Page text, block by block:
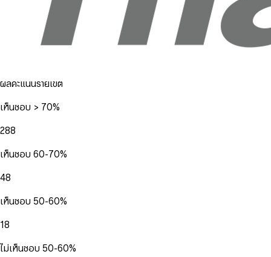
ผลคะแนนรายเขต
เห็นชอบ > 70%
288
เห็นชอบ 60-70%
48
เห็นชอบ 50-60%
18
ไม่เห็นชอบ 50-60%